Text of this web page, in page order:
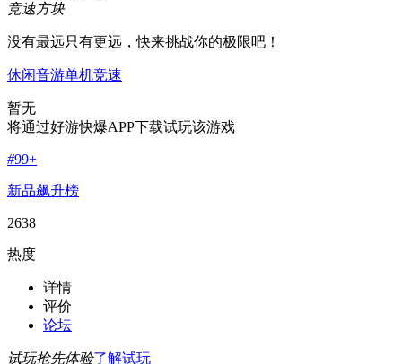
竞速方块
没有最远只有更远，快来挑战你的极限吧！
休闲音游单机竞速
暂无
将通过好游快爆APP下载试玩该游戏
#99+
新品飙升榜
2638
热度
详情
评价
论坛
试玩抢先体验了解试玩